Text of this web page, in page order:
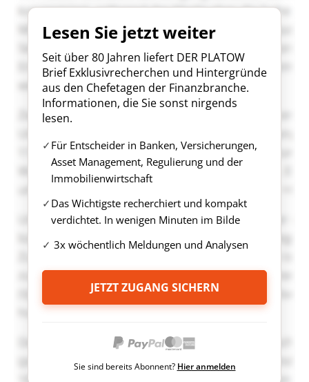
Lesen Sie jetzt weiter
Seit über 80 Jahren liefert DER PLATOW
Brief Exklusivrecherchen und Hintergründe
aus den Chefetagen der Finanzbranche.
Informationen, die Sie sonst nirgends
lesen.
Für Entscheider in Banken, Versicherungen,
Asset Management, Regulierung und der
Immobilienwirtschaft
Das Wichtigste recherchiert und kompakt
verdichtet. In wenigen Minuten im Bilde
3x wöchentlich Meldungen und Analysen
JETZT ZUGANG SICHERN
Sie sind bereits Abonnent? Hier anmelden